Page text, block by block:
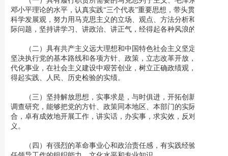
邓小平理论的水平，认真实践“三个代表”重要思想，带头贯彻落实
科学发展观，努力用马克思主义的立场、观点、方法分析和解决实
际问题，坚持讲学习、讲政治、讲正气，经得起各种风浪的考验。
（二）具有共产主义远大理想和中国特色社会主义坚定信念，
坚决执行党的基本路线和各项方针、政策，立志改革开放，献身现
代化事业，在社会主义建设中艰苦创业，树立正确政绩观，做出经
得起实践、人民、历史检验的实绩。
（三）坚持解放思想，实事求是，与时俱进，开拓创新，认真
调查研究，能够把党的方针、政策同本地区、本部门的实际相结
合，卓有成效地开展工作，讲实话，办实事，求实效，反对形式主
义。
（四）有强烈的革命事业心和政治责任感，有实践经验，有胜